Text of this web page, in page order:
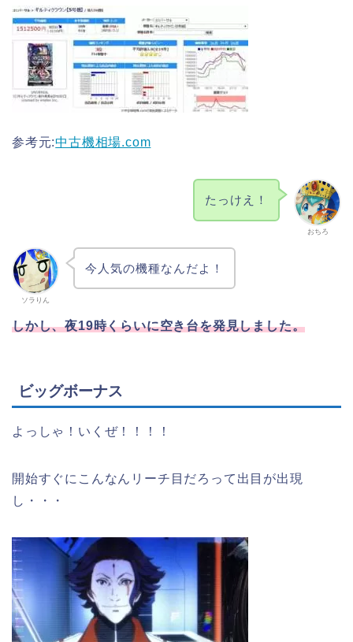
参考元:中古機相場.com
おちろ
たっけえ！
ソラりん
今人気の機種なんだよ！
しかし、夜19時くらいに空き台を発見しました。
ビッグボーナス
よっしゃ！いくぜ！！！！
開始すぐにこんなんリーチ目だろって出目が出現
し・・・